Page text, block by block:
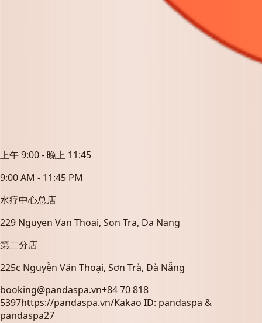
上午 9:00 - 晚上 11:45
9:00 AM - 11:45 PM
水疗中心总店
229 Nguyen Van Thoai, Son Tra, Da Nang
第二分店
225c Nguyễn Văn Thoại, Sơn Trà, Đà Nẵng
booking@pandaspa.vn+84 70 818
5397https://pandaspa.vn/Kakao ID: pandaspa &
pandaspa27